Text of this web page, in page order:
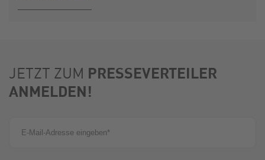
JETZT ZUM PRESSEVERTEILER
ANMELDEN!